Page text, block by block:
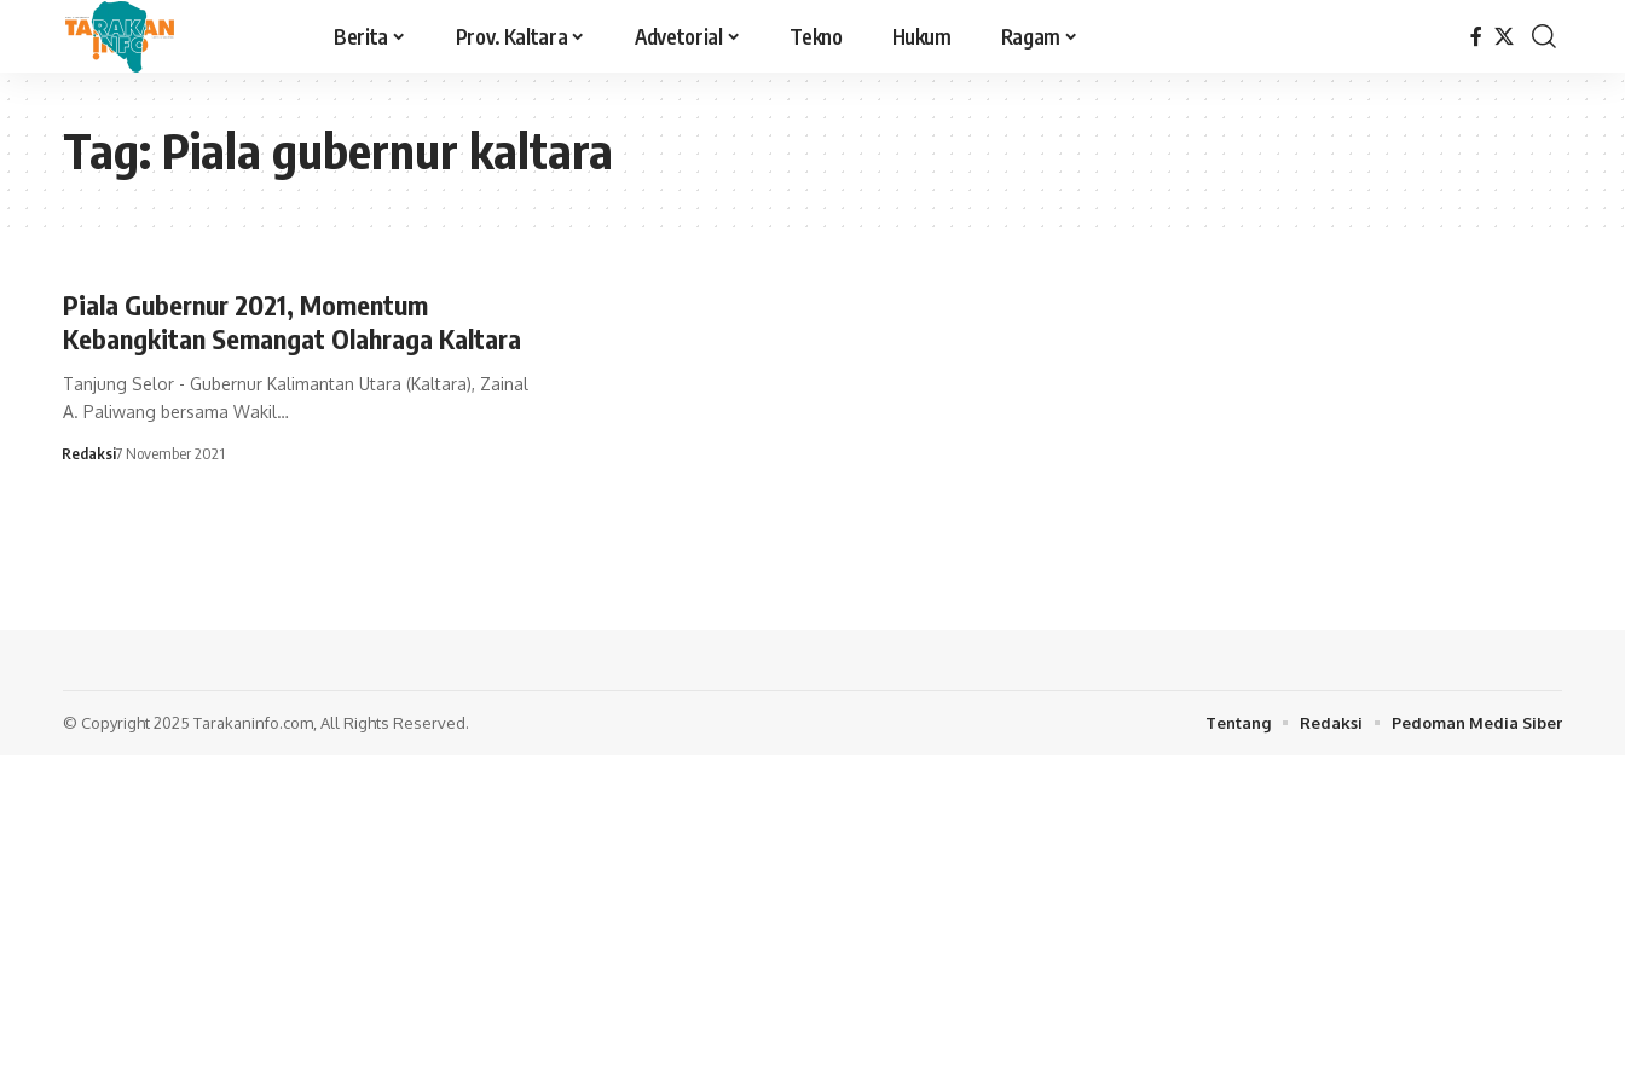
Berita Prov. Kaltara Advetorial Tekno Hukum Ragam
Tag:Piala gubernur kaltara
Piala Gubernur 2021, Momentum
Kebangkitan Semangat Olahraga Kaltara
Tanjung Selor - Gubernur Kalimantan Utara (Kaltara), Zainal
A. Paliwang bersama Wakil…
Redaksi7 November 2021
© Copyright 2025 Tarakaninfo.com, All Rights Reserved. Tentang Redaksi Pedoman Media Siber